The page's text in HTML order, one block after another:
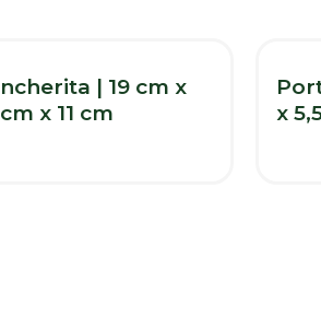
| 19 cm x
x 11 cm
x